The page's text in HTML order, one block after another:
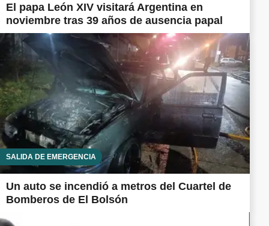
El papa León XIV visitará Argentina en
noviembre tras 39 años de ausencia papal
SALIDA DE EMERGENCIA
Un auto se incendió a metros del Cuartel de
Bomberos de El Bolsón